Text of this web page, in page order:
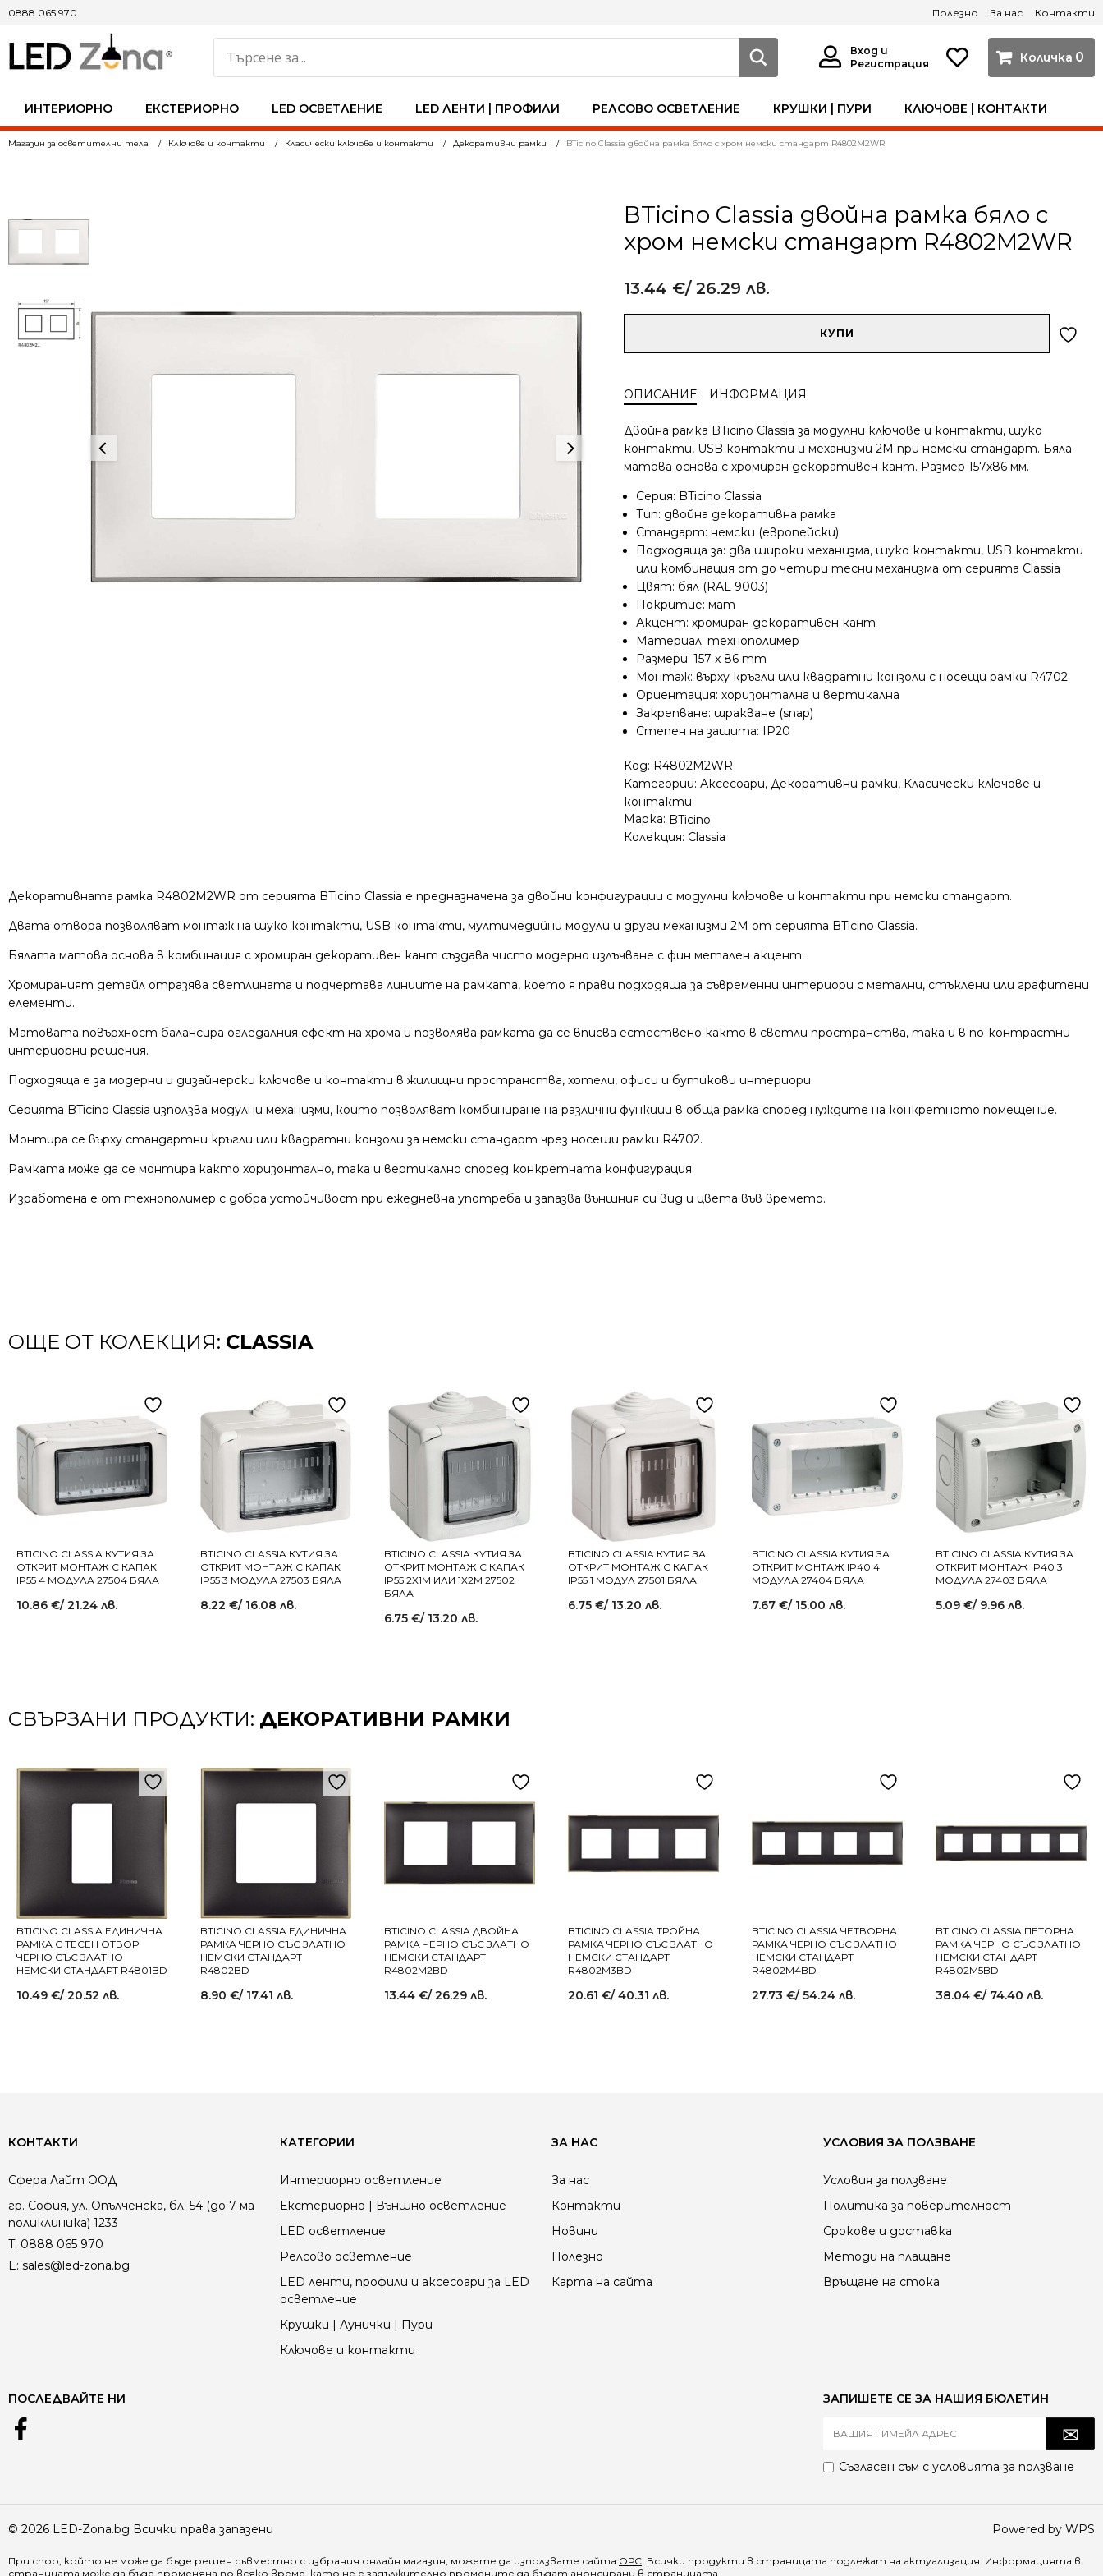
ИНТЕРИОРНО ЕКСТЕРИОРНО LED ОСВЕТЛЕНИЕ LED ЛЕНТИ | ПРОФИЛИ РЕЛСОВО ОСВЕТЛЕНИЕ КРУШКИ | ПУРИ КЛЮЧОВЕ | КОНТАКТИ
0
0888 065 970
Вход и
Регистрация
Полезно За нас Контакти
Магазин за осветителни тела Ключове и контакти Класически ключове и контакти Декоративни рамки BTicino Classia двойна рамка бяло с хром немски стандарт R4802M2WR
BTicino Classia двойна рамка бяло с
хром немски стандарт R4802M2WR
13.44 €/ 26.29 лв.
двойна
бяло
с
хром
стандарт
R4802M2WR
КУПИ
ОПИСАНИЕ ИНФОРМАЦИЯ
Двойна рамка BTicino Classia за модулни ключове и контакти, шуко
контакти, USB контакти и механизми 2M при немски стандарт. Бяла
матова основа с хромиран декоративен кант. Размер 157x86 мм.
Серия: BTicino Classia
Тип: двойна декоративна рамка
Стандарт: немски (европейски)
Подходяща за: два широки механизма, шуко контакти, USB контакти
или комбинация от до четири тесни механизма от серията Classia
Цвят: бял (RAL 9003)
Покритие: мат
Акцент: хромиран декоративен кант
Материал: технополимер
Размери: 157 x 86 mm
Монтаж: върху кръгли или квадратни конзоли с носещи рамки R4702
Ориентация: хоризонтална и вертикална
Закрепване: щракване (snap)
Степен на защита: IP20
Код: R4802M2WR
Категории: Аксесоари, Декоративни рамки, Класически ключове и
контакти
Марка: BTicino
Колекция: Classia
Декоративната рамка R4802M2WR от серията BTicino Classia е предназначена за двойни конфигурации с модулни ключове и контакти при немски стандарт.
Двата отвора позволяват монтаж на шуко контакти, USB контакти, мултимедийни модули и други механизми 2M от серията BTicino Classia.
Бялата матова основа в комбинация с хромиран декоративен кант създава чисто модерно излъчване с фин метален акцент.
Хромираният детайл отразява светлината и подчертава линиите на рамката, което я прави подходяща за съвременни интериори с метални, стъклени или графитени
елементи.
Матовата повърхност балансира огледалния ефект на хрома и позволява рамката да се вписва естествено както в светли пространства, така и в по-контрастни
интериорни решения.
Подходяща е за модерни и дизайнерски ключове и контакти в жилищни пространства, хотели, офиси и бутикови интериори.
Серията BTicino Classia използва модулни механизми, които позволяват комбиниране на различни функции в обща рамка според нуждите на конкретното помещение.
Монтира се върху стандартни кръгли или квадратни конзоли за немски стандарт чрез носещи рамки R4702.
Рамката може да се монтира както хоризонтално, така и вертикално според конкретната конфигурация.
Изработена е от технополимер с добра устойчивост при ежедневна употреба и запазва външния си вид и цвета във времето.
ОЩЕ ОТ КОЛЕКЦИЯ: CLASSIA
BTICINO CLASSIA КУТИЯ ЗА
ОТКРИТ МОНТАЖ С КАПАК
IP55 4 МОДУЛА 27504 БЯЛА
10.86 €/ 21.24 лв.
BTICINO CLASSIA КУТИЯ ЗА
ОТКРИТ МОНТАЖ С КАПАК
IP55 3 МОДУЛА 27503 БЯЛА
8.22 €/ 16.08 лв.
BTICINO CLASSIA КУТИЯ ЗА
ОТКРИТ МОНТАЖ С КАПАК
IP55 2X1M ИЛИ 1X2M 27502
БЯЛА
6.75 €/ 13.20 лв.
BTICINO CLASSIA КУТИЯ ЗА
ОТКРИТ МОНТАЖ С КАПАК
IP55 1 МОДУЛ 27501 БЯЛА
6.75 €/ 13.20 лв.
BTICINO CLASSIA КУТИЯ ЗА
ОТКРИТ МОНТАЖ IP40 4
МОДУЛА 27404 БЯЛА
7.67 €/ 15.00 лв.
BTICINO CLASSIA КУТИЯ ЗА
ОТКРИТ МОНТАЖ IP40 3
МОДУЛА 27403 БЯЛА
5.09 €/ 9.96 лв.
СВЪРЗАНИ ПРОДУКТИ: ДЕКОРАТИВНИ РАМКИ
BTICINO CLASSIA ЕДИНИЧНА
РАМКА С ТЕСЕН ОТВОР
ЧЕРНО СЪС ЗЛАТНО
НЕМСКИ СТАНДАРТ R4801BD
10.49 €/ 20.52 лв.
BTICINO CLASSIA ЕДИНИЧНА
РАМКА ЧЕРНО СЪС ЗЛАТНО
НЕМСКИ СТАНДАРТ
R4802BD
8.90 €/ 17.41 лв.
BTICINO CLASSIA ДВОЙНА
РАМКА ЧЕРНО СЪС ЗЛАТНО
НЕМСКИ СТАНДАРТ
R4802M2BD
13.44 €/ 26.29 лв.
BTICINO CLASSIA ТРОЙНА
РАМКА ЧЕРНО СЪС ЗЛАТНО
НЕМСКИ СТАНДАРТ
R4802M3BD
20.61 €/ 40.31 лв.
BTICINO CLASSIA ЧЕТВОРНА
РАМКА ЧЕРНО СЪС ЗЛАТНО
НЕМСКИ СТАНДАРТ
R4802M4BD
27.73 €/ 54.24 лв.
BTICINO CLASSIA ПЕТОРНА
РАМКА ЧЕРНО СЪС ЗЛАТНО
НЕМСКИ СТАНДАРТ
R4802M5BD
38.04 €/ 74.40 лв.
КОНТАКТИ
Сфера Лайт ООД
гр. София, ул. Опълченска, бл. 54 (до 7-ма
поликлиника) 1233
T: 0888 065 970
E: sales@led-zona.bg
КАТЕГОРИИ
Интериорно осветление
Екстериорно | Външно осветление
LED осветление
Релсово осветление
LED ленти, профили и аксесоари за LED
осветление
Крушки | Лунички | Пури
Ключове и контакти
ЗА НАС
За нас
Контакти
Новини
Полезно
Карта на сайта
УСЛОВИЯ ЗА ПОЛЗВАНЕ
Условия за ползване
Политика за поверителност
Срокове и доставка
Методи на плащане
Връщане на стока
ПОСЛЕДВАЙТЕ НИ ЗАПИШЕТЕ СЕ ЗА НАШИЯ БЮЛЕТИН
Съгласен съм с условията за ползване
© 2026 LED-Zona.bg Всички права запазени Powered by WPS
При спор, който не може да бъде решен съвместно с избрания онлайн магазин, можете да използвате сайта ОРС . Всички продукти в страницата подлежат на актуализация. Информацията в
страницата може да бъде променяна по всяко време, като не е задължително промените да бъдат анонсирани в страницата.